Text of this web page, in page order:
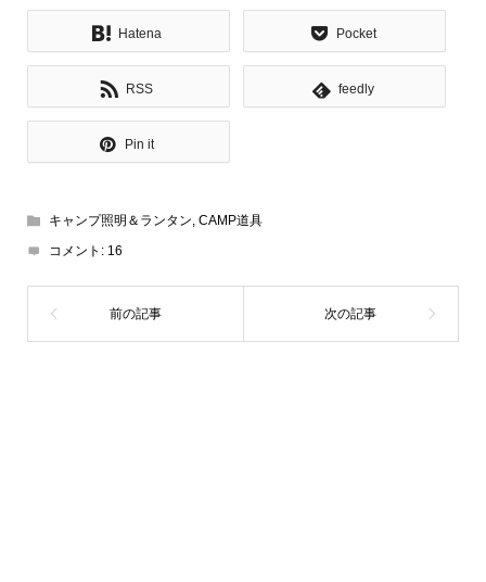
Hatena Pocket
RSS feedly
Pin it
キャンプ照明＆ランタン, CAMP道具
コメント: 16